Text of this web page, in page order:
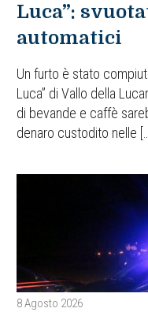
Luca”:
automatici
Un furto è stato
Luca” di Vallo della
di bevande e caffè
denaro custodito nelle
8 Agosto 2026